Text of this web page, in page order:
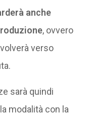
anche
, ovvero
verso
sarà quindi
modalità con la